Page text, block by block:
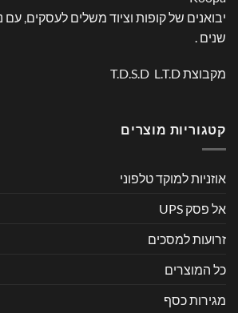
שנים .
מקבוצת T.D.S.D L.T.D
קטגוריות מוצרים
אוזניות למוקד טלפוני
אל פסק UPS
זרועות למסכים
כל המוצרים
מגירות כסף